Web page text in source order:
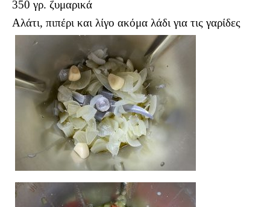
350 γρ. ζυμαρικά
Αλάτι, πιπέρι και λίγο ακόμα λάδι για τις γαρίδες